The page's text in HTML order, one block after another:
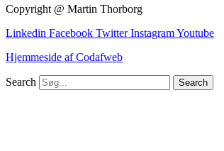
Copyright @ Martin Thorborg
Linkedin Facebook Twitter InstagramYoutube
Hjemmeside af Codafweb
Search Search